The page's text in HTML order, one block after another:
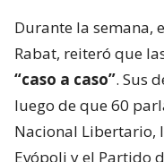
Durante la semana,
Rabat, reiteró que
“caso a caso”. Sus
luego de que 60
Nacional Libertario,
Evópoli y el Partido